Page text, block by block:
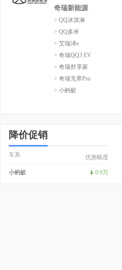
奇瑞新能源
> QQ冰淇淋
> QQ多米
> 艾瑞泽e
> 奇瑞QQ3 EV
> 奇瑞舒享家
> 奇瑞无界Pro
> 小蚂蚁
降价促销
车系 优惠幅度
小蚂蚁 0.9万